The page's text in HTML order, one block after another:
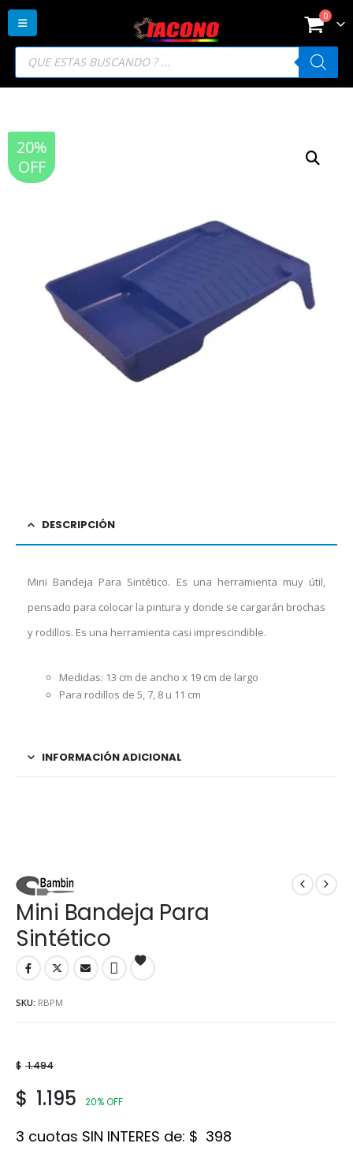
Búsqueda
productos
0
20%
OFF
DESCRIPCIÓN
Mini Bandeja Para Sintético. Es una herramienta muy útil,
pensado para colocar la pintura y donde se cargarán brochas
y rodillos. Es una herramienta casi imprescindible.
Medidas: 13 cm de ancho x 19 cm de largo
Para rodillos de 5, 7, 8 u 11 cm
INFORMACIÓN ADICIONAL
Mini Bandeja Para
Sintético
SKU: RBPM
$ 1.494
$ 1.195 20% OFF
3 cuotas SIN INTERES de: $ 398